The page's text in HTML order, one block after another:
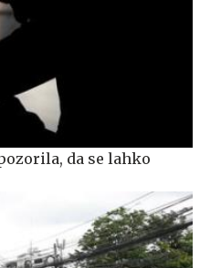
da se lahko